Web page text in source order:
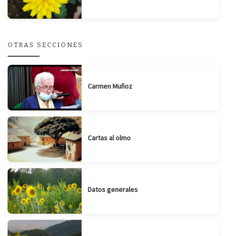
OTRAS SECCIONES
Carmen Muñoz
Cartas al olmo
Datos generales